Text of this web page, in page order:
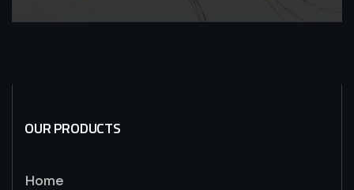
OUR PRODUCTS
Home